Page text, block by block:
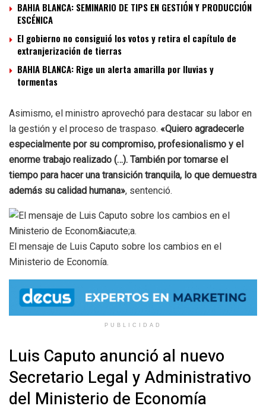
BAHIA BLANCA: SEMINARIO DE TIPS EN GESTIÓN Y PRODUCCIÓN
ESCÉNICA
El gobierno no consiguió los votos y retira el capítulo de
extranjerización de tierras
BAHIA BLANCA: Rige un alerta amarilla por lluvias y
tormentas
Asimismo, el ministro aprovechó para destacar su labor en
la gestión y el proceso de traspaso. «Quiero agradecerle
especialmente por su compromiso, profesionalismo y el
enorme trabajo realizado (…). También por tomarse el
tiempo para hacer una transición tranquila, lo que demuestra
además su calidad humana», sentenció.
El mensaje de Luis Caputo sobre los cambios en el
Ministerio de Economía.
PUBLICIDAD
Luis Caputo anunció al nuevo
Secretario Legal y Administrativo
del Ministerio de Economía